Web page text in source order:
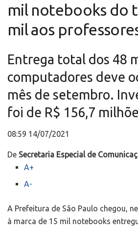
mil notebooks do
mil aos
Entrega total dos 48
computadores deve
mês de setembro.
foi de R$ 156,7
08:59 14/07/2021
De Secretaria Especial de
A+
A-
A Prefeitura de São Paulo chegou,
à marca de 15 mil notebooks